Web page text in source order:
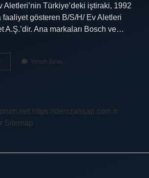
Aletleri’nin Türkiye’deki iştiraki, 1992
faaliyet gösteren B/S/H/ Ev Aletleri
A.Ş.’dir. Ana markaları Bosch ve…
Yerli
Yorum Bırak
https://denizahsap.com.tr
Sitemap